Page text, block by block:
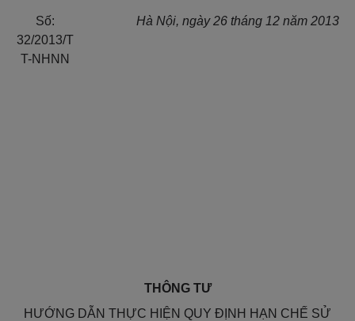
Số:
32/2013/T
T-NHNN
Hà Nội, ngày 26 tháng 12 năm 2013
THÔNG TƯ
HƯỚNG DẪN THỰC HIỆN QUY ĐỊNH HẠN CHẾ SỬ